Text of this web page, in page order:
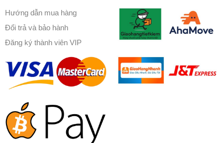
Hướng dẫn mua hàng
Đổi trả và bảo hành
Đăng ký thành viên VIP